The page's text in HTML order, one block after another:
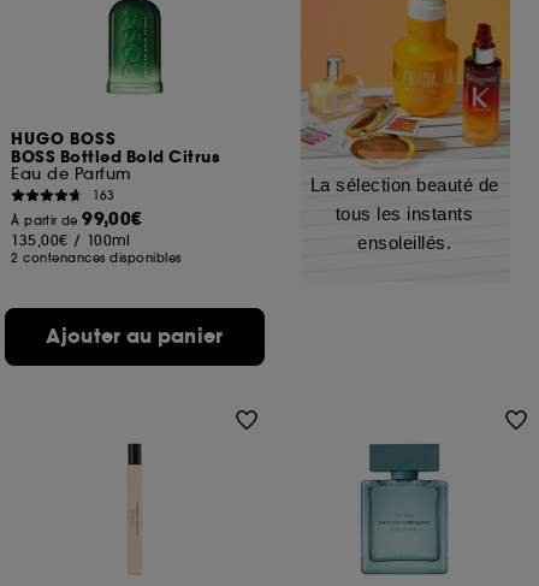
HUGO BOSS
BOSS Bottled Bold Citrus
Eau de Parfum
163
À partir de99,00€
135,00€ / 100ml
2 contenances disponibles
Ajouter au panier
La sélection beauté de
tous les instants
ensoleillés.